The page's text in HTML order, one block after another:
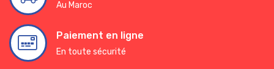
Au Maroc
Paiement en ligne
En toute sécurité